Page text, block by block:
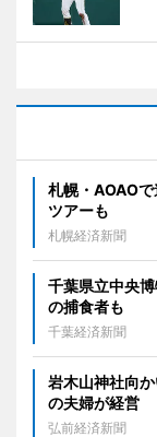
札幌・AOAO
ツアーも
札幌経済新聞
千葉県立中央
の捕食者も
千葉経済新聞
岩木山神社向
の夫婦が経営
弘前経済新聞